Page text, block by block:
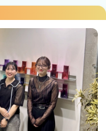
詳細条件を変更